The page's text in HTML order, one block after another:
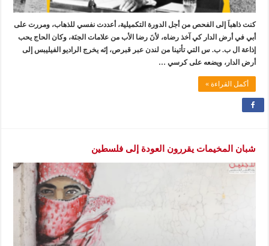
كنت ذاهباَ إلى الفحص من أجل الدورة التكميلية، أعددت نفسي للذهاب، ومررت على
أبي في أرض الدار كي آخذ رضاه، لأنَ رضا الأب من علامات الجنَة، وكان الحاج يحب
إذاعة ال ب. ب. س التي تأتينا من لندن عبر قبرص، إنَه يخرج الراديو الفيليبس إلى
أرض الدار، ويضعه على كرسي …
أكمل القراءة »
شبان المخيمات يقررون العودة إلى فلسطين